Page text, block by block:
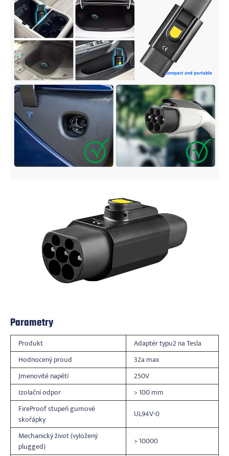
Parametry
Produkt
Adaptér typu2 na Tesla
Hodnocený proud
32a max
Jmenovité napětí
250V
Izolační odpor
> 100 mm
FireProof stupeň gumové
skořápky
UL94V-0
Mechanický život (vyložený
plugged)
> 10000